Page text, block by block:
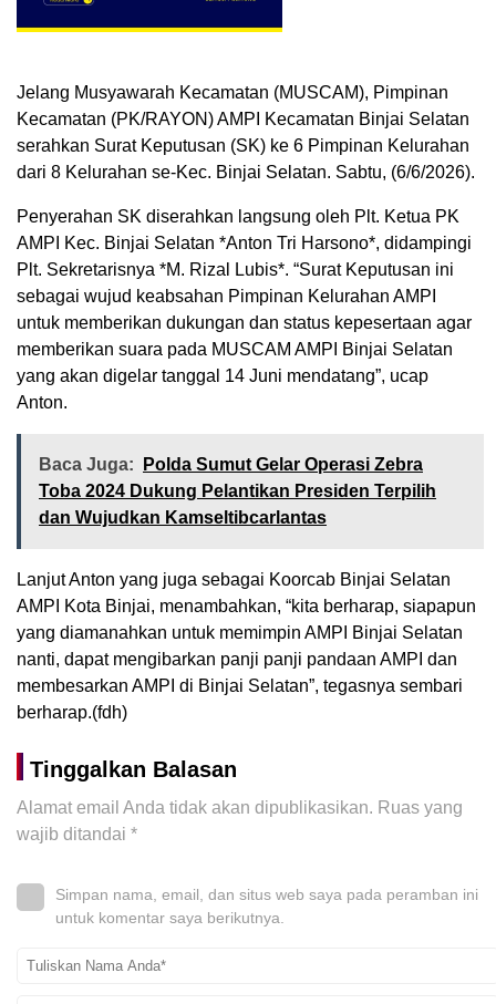
Jelang Musyawarah Kecamatan (MUSCAM), Pimpinan
Kecamatan (PK/RAYON) AMPI Kecamatan Binjai Selatan
serahkan Surat Keputusan (SK) ke 6 Pimpinan Kelurahan
dari 8 Kelurahan se-Kec. Binjai Selatan. Sabtu, (6/6/2026).
Penyerahan SK diserahkan langsung oleh Plt. Ketua PK
AMPI Kec. Binjai Selatan *Anton Tri Harsono*, didampingi
Plt. Sekretarisnya *M. Rizal Lubis*. “Surat Keputusan ini
sebagai wujud keabsahan Pimpinan Kelurahan AMPI
untuk memberikan dukungan dan status kepesertaan agar
memberikan suara pada MUSCAM AMPI Binjai Selatan
yang akan digelar tanggal 14 Juni mendatang”, ucap
Anton.
Baca Juga:
Polda Sumut Gelar Operasi Zebra
Toba 2024 Dukung Pelantikan Presiden Terpilih
dan Wujudkan Kamseltibcarlantas
Lanjut Anton yang juga sebagai Koorcab Binjai Selatan
AMPI Kota Binjai, menambahkan, “kita berharap, siapapun
yang diamanahkan untuk memimpin AMPI Binjai Selatan
nanti, dapat mengibarkan panji panji pandaan AMPI dan
membesarkan AMPI di Binjai Selatan”, tegasnya sembari
berharap.(fdh)
Tinggalkan Balasan
Alamat email Anda tidak akan dipublikasikan. Ruas yang
wajib ditandai *
Simpan nama, email, dan situs web saya pada peramban ini
untuk komentar saya berikutnya.